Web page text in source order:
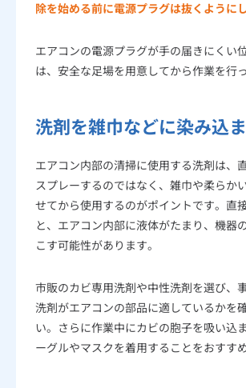
除を始める前に電源プラグは抜くように
エアコンの電源プラグが手の届きにくい
は、安全な足場を用意してから作業を行
洗剤を雑巾などに染み込
エアコン内部の清掃に使用する洗剤は、
スプレーするのではなく、雑巾や柔らか
せてから使用するのがポイントです。直
と、エアコン内部に液体がたまり、機器
こす可能性があります。
市販のカビ専用洗剤や中性洗剤を選び、
洗剤がエアコンの部品に適しているかを
い。さらに作業中にカビの胞子を吸い込
ーグルやマスクを着用することをおすす